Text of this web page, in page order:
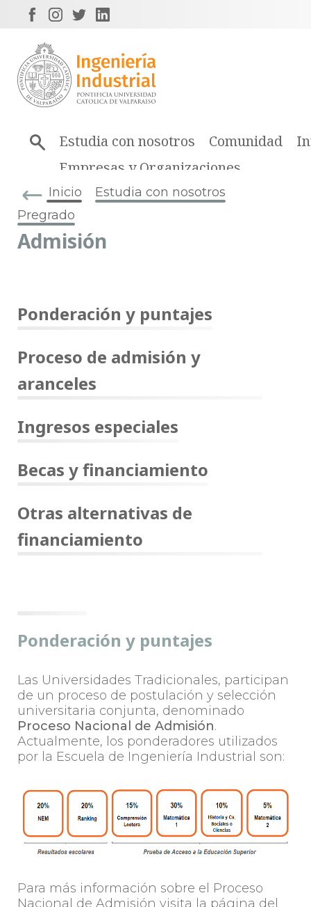
Estudia con nosotros Comunidad
Empresas y Organizaciones
Inicio
Estudia con nosotros
Pregrado
Admisión
Ponderación y puntajes
Proceso de admisión y
aranceles
Ingresos especiales
Becas y financiamiento
Otras alternativas de
financiamiento
Ponderación y puntajes
Las Universidades Tradicionales, participan
de un proceso de postulación y selección
universitaria conjunta, denominado
Proceso Nacional de Admisión.
Actualmente, los ponderadores utilizados
por la Escuela de Ingeniería Industrial son:
Para más información sobre el Proceso
Nacional de Admisión visita la página del